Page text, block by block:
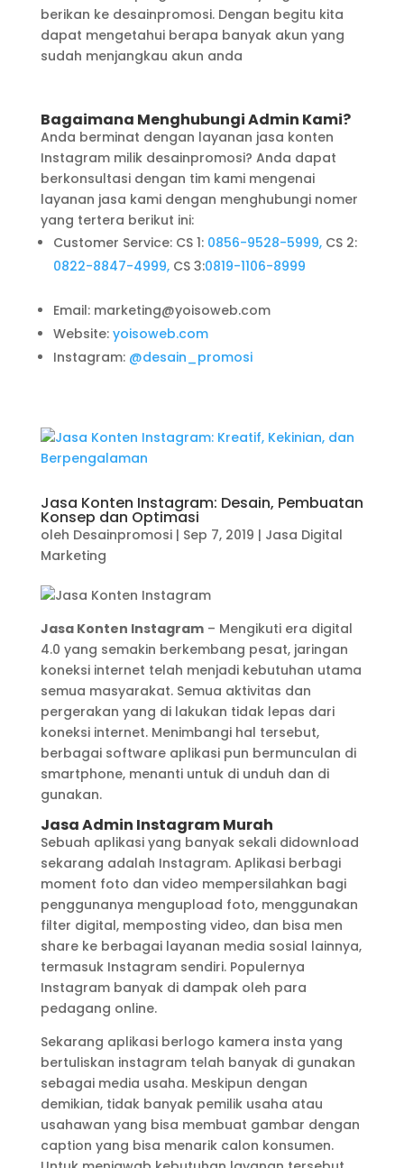
berikan ke desainpromosi. Dengan begitu kita
dapat mengetahui berapa banyak akun yang
sudah menjangkau akun anda
Bagaimana Menghubungi Admin Kami?
Anda berminat dengan layanan jasa konten
Instagram milik desainpromosi? Anda dapat
berkonsultasi dengan tim kami mengenai
layanan jasa kami dengan menghubungi nomer
yang tertera berikut ini:
Customer Service: CS 1: 0856-9528-5999, CS 2:
0822-8847-4999, CS 3:0819-1106-8999
Email: marketing@yoisoweb.com
Website: yoisoweb.com
Instagram: @desain_promosi
Jasa Konten Instagram: Desain, Pembuatan
Konsep dan Optimasi
oleh Desainpromosi| Sep 7, 2019 | Jasa Digital
Marketing
Jasa Konten Instagram– Mengikuti era digital
4.0 yang semakin berkembang pesat, jaringan
koneksi internet telah menjadi kebutuhan utama
semua masyarakat. Semua aktivitas dan
pergerakan yang di lakukan tidak lepas dari
koneksi internet. Menimbangi hal tersebut,
berbagai software aplikasi pun bermunculan di
smartphone, menanti untuk di unduh dan di
gunakan.
Jasa Admin Instagram Murah
Sebuah aplikasi yang banyak sekali didownload
sekarang adalah Instagram. Aplikasi berbagi
moment foto dan video mempersilahkan bagi
penggunanya mengupload foto, menggunakan
filter digital, memposting video, dan bisa men
share ke berbagai layanan media sosial lainnya,
termasuk Instagram sendiri. Populernya
Instagram banyak di dampak oleh para
pedagang online.
Sekarang aplikasi berlogo kamera insta yang
bertuliskan instagram telah banyak di gunakan
sebagai media usaha. Meskipun dengan
demikian, tidak banyak pemilik usaha atau
usahawan yang bisa membuat gambar dengan
caption yang bisa menarik calon konsumen.